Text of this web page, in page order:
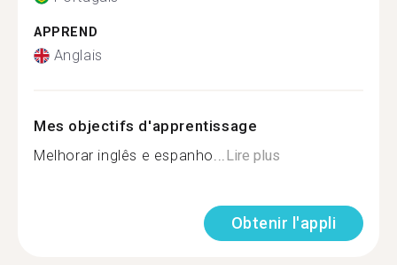
APPREND
Anglais
Mes objectifs d'apprentissage
Melhorar inglês e espanho...Lire plus
Obtenir l'appli